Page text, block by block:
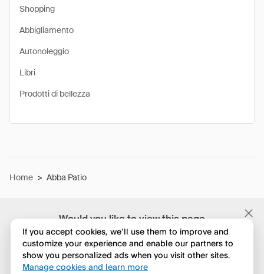
Would you like to view this page
in English?
No, continua a esplorare
Shopping
Abbigliamento
Autonoleggio
Libri
Prodotti di bellezza
Home > Abba Patio
If you accept cookies, we’ll use them to improve and
customize your experience and enable our partners to
show you personalized ads when you visit other sites.
Manage cookies and learn more